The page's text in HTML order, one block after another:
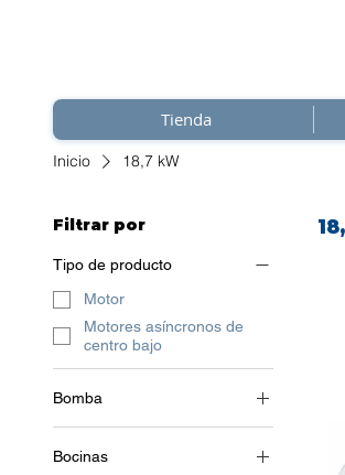
Tienda
Inicio 18,7 kW
Filtrar por
Tipo de producto
Motor
Motores asíncronos de
centro bajo
Bomba
2 polos (~3000 RPM)
Bocinas